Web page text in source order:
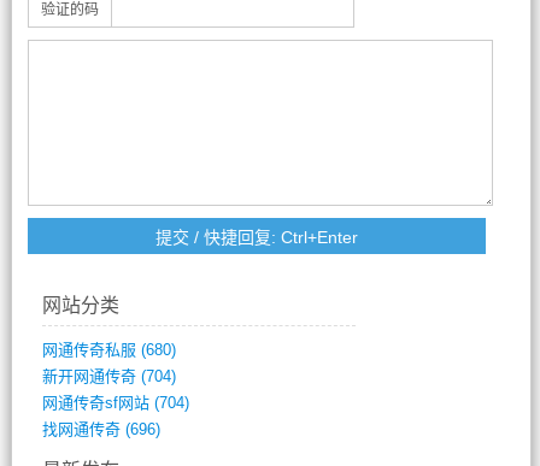
验证的码
网站分类
网通传奇私服 (680)
新开网通传奇(704)
网通传奇sf网站(704)
找网通传奇(696)